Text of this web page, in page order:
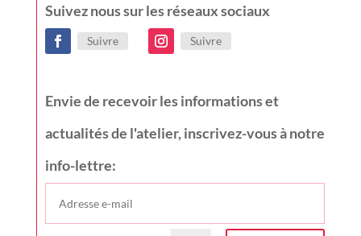
Suivez nous sur les réseaux sociaux
Suivre Suivre
Envie de recevoir les informations et
actualités de l'atelier, inscrivez-vous à notre
info-lettre: